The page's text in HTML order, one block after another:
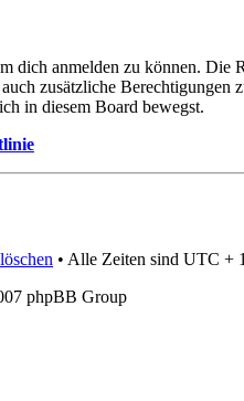
dich anmelden zu können.
zusätzliche
in diesem Board bewegst.
• Alle Zeiten sind UTC +
phpBB Group